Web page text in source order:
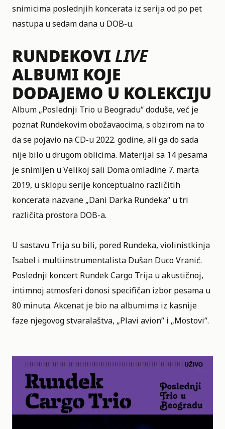
snimicima poslednjih koncerata iz serija od po pet
nastupa u sedam dana u DOB-u.
RUNDEKOVI LIVE
ALBUMI KOJE
DODAJEMO U KOLEKCIJU
Album „Poslednji Trio u Beogradu“ doduše, već je
poznat Rundekovim obožavaocima, s obzirom na to
da se pojavio na CD-u 2022. godine, ali ga do sada
nije bilo u drugom oblicima. Materijal sa 14 pesama
je snimljen u Velikoj sali Doma omladine 7. marta
2019, u sklopu serije konceptualno različitih
koncerata nazvane „Dani Darka Rundeka“ u tri
različita prostora DOB-a.
U sastavu Trija su bili, pored Rundeka, violinistkinja
Isabel i multiinstrumentalista Dušan Duco Vranić.
Poslednji koncert Rundek Cargo Trija u akustičnoj,
intimnoj atmosferi donosi specifičan izbor pesama u
80 minuta. Akcenat je bio na albumima iz kasnije
faze njegovog stvaralaštva, „Plavi avion“ i „Mostovi“.